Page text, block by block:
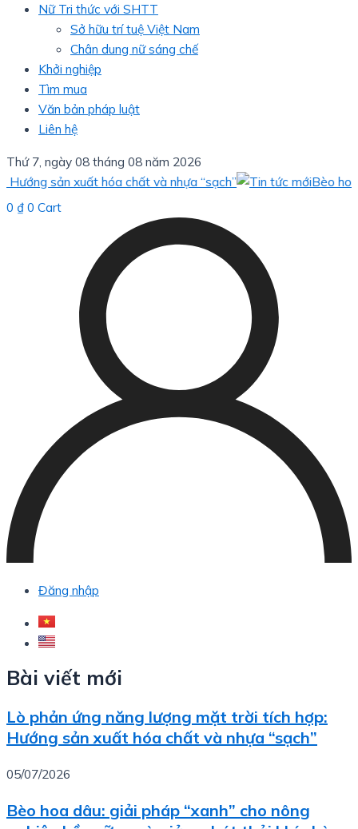
Nữ Tri thức với SHTT
Sở hữu trí tuệ Việt Nam
Chân dung nữ sáng chế
Khởi nghiệp
Tìm mua
Văn bản pháp luật
Liên hệ
Thứ 7, ngày 08 tháng 08 năm 2026
sản xuất hóa chất và nhựa “sạch”
Bèo hoa dâu:
0 ₫ 0 Cart
Đăng nhập
Bài viết mới
Lò phản ứng năng lượng mặt trời tích hợp:
Hướng sản xuất hóa chất và nhựa “sạch”
05/07/2026
Bèo hoa dâu: giải pháp “xanh” cho nông